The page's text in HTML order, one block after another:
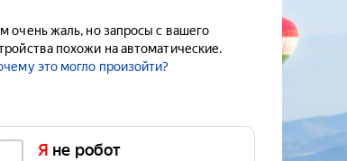
очень жаль, но запросы с вашего
похожи на автоматические.
это могло произойти?
Я не робот